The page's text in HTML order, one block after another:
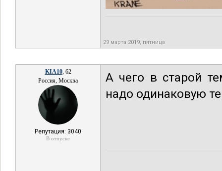
29 марта 2019, пятница
KIA10, 62
Россия, Москва
Репутация: 3040
В отпуске
А чего в старой
надо одинаковую